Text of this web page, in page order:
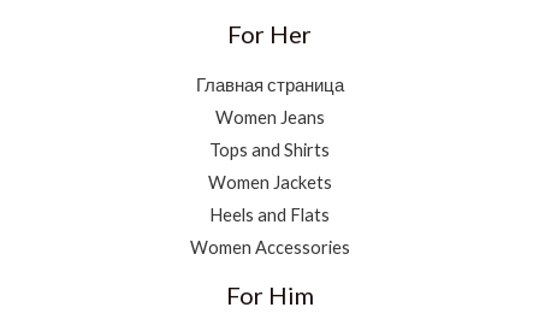
For Her
Главная страница
Women Jeans
Tops and Shirts
Women Jackets
Heels and Flats
Women Accessories
For Him